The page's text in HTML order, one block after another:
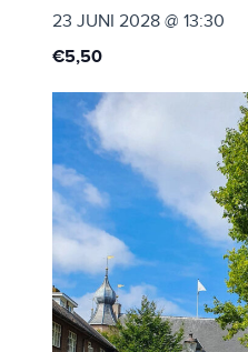
23 JUNI 2028 @ 13:30
€5,50